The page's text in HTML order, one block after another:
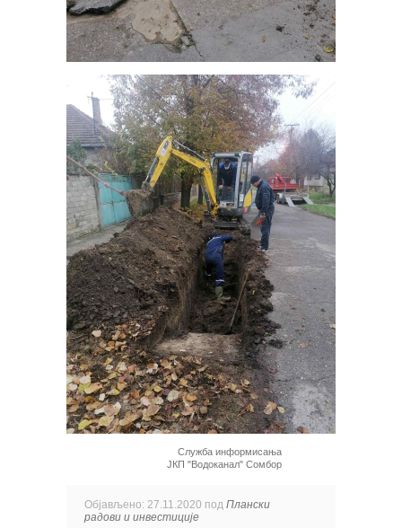
Служба информисања
ЈКП "Водоканал" Сомбор
Објављено: 27.11.2020 под Плански
радови и инвестиције